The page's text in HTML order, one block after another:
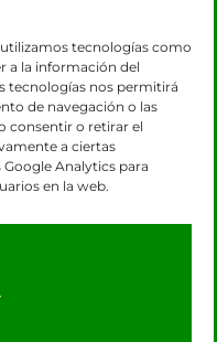
tecnologías como
a la información del
tecnologías nos permitirá
de navegación o las
consentir o retirar el
a ciertas
Analytics para
en la web.